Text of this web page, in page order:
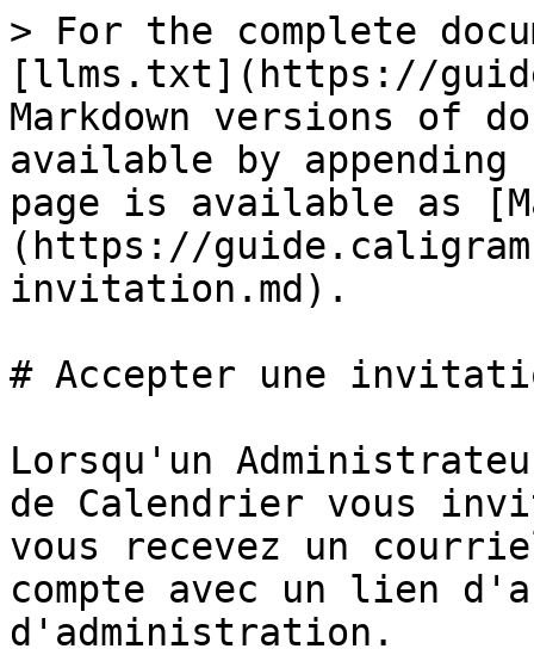
> For the complete
[llms.txt](https://
Markdown versions of
available by
page is available as
(https://
invitation.md).
# Accepter une
Lorsqu'un
de Calendrier vous
vous recevez un
compte avec un lien
d'administration.